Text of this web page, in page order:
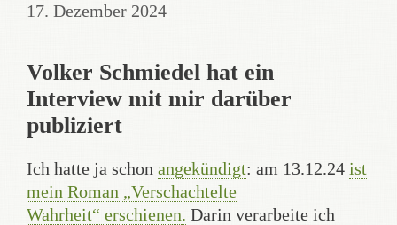
17. Dezember 2024
Volker Schmiedel hat ein
Interview mit mir darüber
publiziert
Ich hatte ja schon angekündigt: am 13.12.24 ist
mein Roman „Verschachtelte
Wahrheit“ erschienen. Darin verarbeite ich